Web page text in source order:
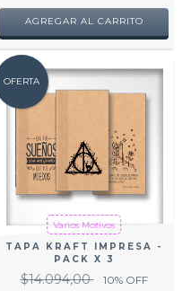
AGREGAR AL CARRITO
OFERTA
Varios Motivos
TAPA KRAFT IMPRESA -
PACK X 3
$14.094,00 10% OFF